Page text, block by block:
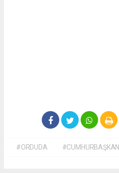
#ORDUDA #CUMHURBAŞKANI